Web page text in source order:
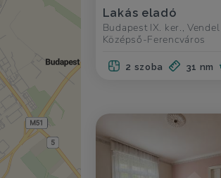
Lakás eladó
Budapest IX. ker.,
Középső-Ferencváros
2 szoba 31 nm